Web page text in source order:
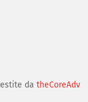
da theCoreAdv